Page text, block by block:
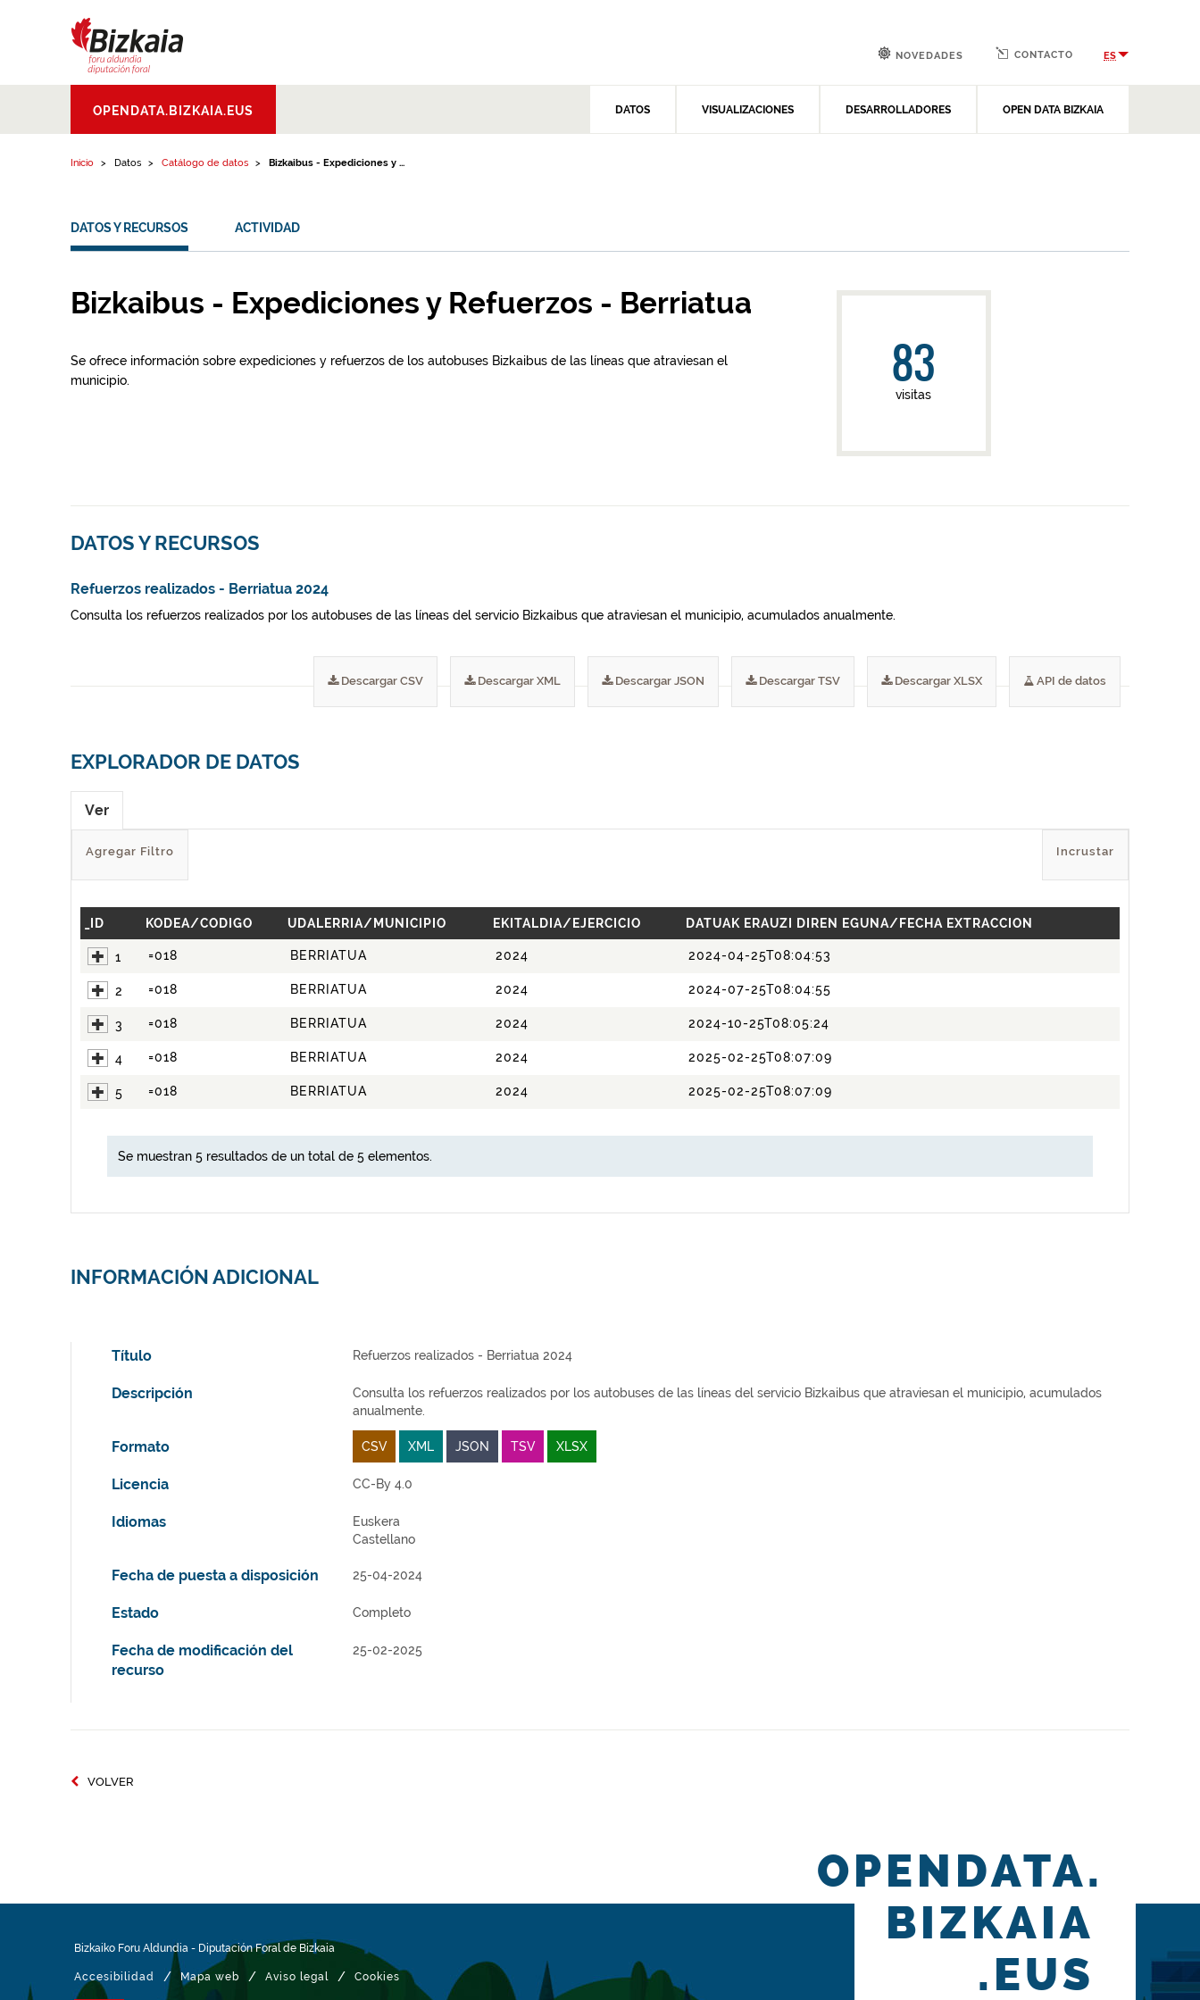
Aldundia.Diputacion
Foral de Bizkaia
OPENDATA.BIZKAIA.EUS DATOS VISUALIZACIONES DESARROLLADORES OPEN DATA BIZKAIA
NOVEDADES CONTACTO ES
Inicio Datos Catálogo de datos Bizkaibus - Expediciones y ...
DATOS Y RECURSOS ACTIVIDAD
Bizkaibus - Expediciones y Refuerzos - Berriatua
Se ofrece información sobre expediciones y refuerzos de los autobuses Bizkaibus de las líneas que atraviesan el
municipio.
83
visitas
DATOS Y RECURSOS
Refuerzos realizados - Berriatua 2024
Consulta los refuerzos realizados por los autobuses de las líneas del servicio Bizkaibus que atraviesan el municipio, acumulados anualmente.
Descargar CSV Descargar XML Descargar JSON Descargar TSV Descargar XLSX API de datos
EXPLORADOR DE DATOS
Ver
Incrustar
Agregar Filtro
_ID KODEA/CODIGO UDALERRIA/MUNICIPIO EKITALDIA/EJERCICIO DATUAK ERAUZI DIREN EGUNA/FECHA EXTRACCION
1 =018 BERRIATUA 2024 2024-04-25T08:04:53
2 =018 BERRIATUA 2024 2024-07-25T08:04:55
3 =018 BERRIATUA 2024 2024-10-25T08:05:24
4 =018 BERRIATUA 2024 2025-02-25T08:07:09
5 =018 BERRIATUA 2024 2025-02-25T08:07:09
Se muestran 5 resultados de un total de 5 elementos.
INFORMACIÓN ADICIONAL
Título Refuerzos realizados - Berriatua 2024
Descripción
Consulta los refuerzos realizados por los autobuses de las líneas del servicio Bizkaibus que atraviesan el municipio, acumulados
anualmente.
Formato CSV XML JSON TSV XLSX
Licencia CC-By 4.0
Idiomas
Euskera
Castellano
Fecha de puesta a disposición 25-04-2024
Estado Completo
Fecha de modificación del
recurso
25-02-2025
VOLVER
Bizkaiko Foru Aldundia - Diputación Foral de Bizkaia
Accesibilidad / Mapa web / Aviso legal / Cookies
OPENDATA.
BIZKAIA
.EUS